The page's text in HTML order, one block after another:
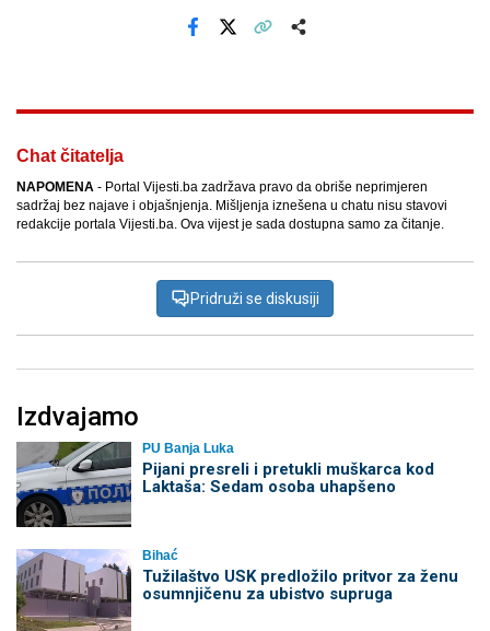
Chat čitatelja
NAPOMENA - Portal Vijesti.ba zadržava pravo da obriše neprimjeren
sadržaj bez najave i objašnjenja. Mišljenja iznešena u chatu nisu stavovi
redakcije portala Vijesti.ba. Ova vijest je sada dostupna samo za čitanje.
Pridruži se diskusiji
Izdvajamo
PU Banja Luka
Pijani presreli i pretukli muškarca kod
Laktaša: Sedam osoba uhapšeno
Bihać
Tužilaštvo USK predložilo pritvor za ženu
osumnjičenu za ubistvo supruga